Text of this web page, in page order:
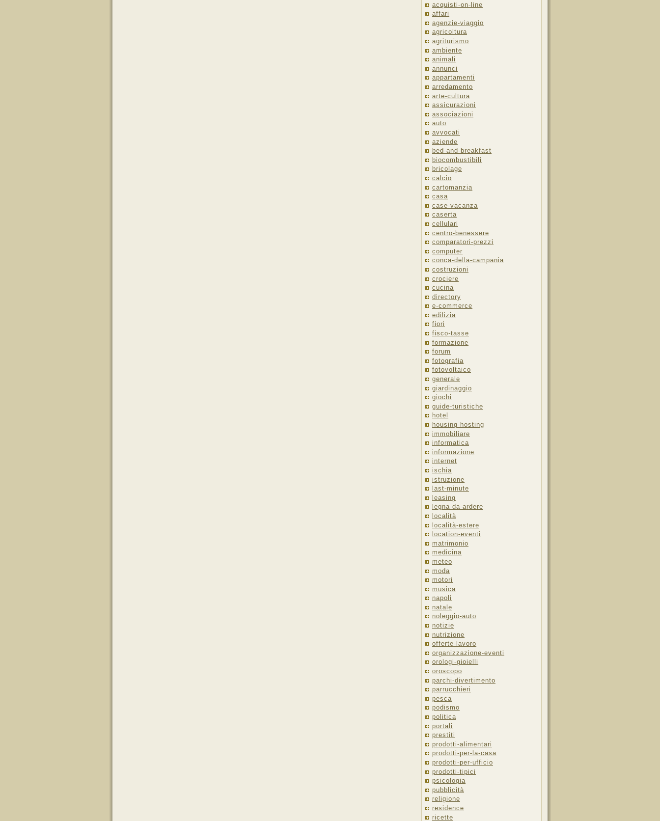
acquisti-on-line
affari
agenzie-viaggio
agricoltura
agriturismo
ambiente
animali
annunci
appartamenti
arredamento
arte-cultura
assicurazioni
associazioni
auto
avvocati
aziende
bed-and-breakfast
biocombustibili
bricolage
calcio
cartomanzia
casa
case-vacanza
caserta
cellulari
centro-benessere
comparatori-prezzi
computer
conca-della-campania
costruzioni
crociere
cucina
directory
e-commerce
edilizia
fiori
fisco-tasse
formazione
forum
fotografia
fotovoltaico
generale
giardinaggio
giochi
guide-turistiche
hotel
housing-hosting
immobiliare
informatica
informazione
internet
ischia
istruzione
last-minute
leasing
legna-da-ardere
località
località-estere
location-eventi
matrimonio
medicina
meteo
moda
motori
musica
napoli
natale
noleggio-auto
notizie
nutrizione
offerte-lavoro
organizzazione-eventi
orologi-gioielli
oroscopo
parchi-divertimento
parrucchieri
pesca
podismo
politica
portali
prestiti
prodotti-alimentari
prodotti-per-la-casa
prodotti-per-ufficio
prodotti-tipici
psicologia
pubblicità
religione
residence
ricette